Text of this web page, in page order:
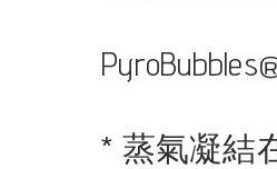
* 蒸氣凝結